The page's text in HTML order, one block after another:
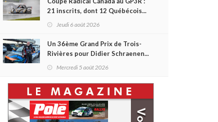
21 inscrits, dont 12 Québécois...
et un premier gain d'Antoine
Jeudi 6 août 2026
Un 36ème Grand Prix de Trois-
Rivières pour Didier Schraenen...
et une première en Challenge
Mercredi 5 août 2026